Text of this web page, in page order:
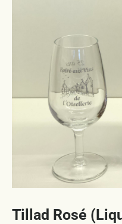
Tillad Rosé